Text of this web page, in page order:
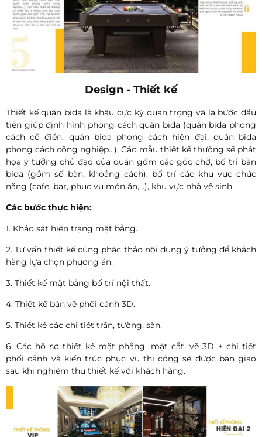
Design - Thiết kế
Thiết kế quán bida là khâu cực kỳ quan trọng và là bước đầu
tiên giúp định hình phong cách quán bida (quán bida phong
cách cổ điển, quán bida phong cách hiện đại, quán bida
phong cách công nghiệp...). Các mẫu thiết kế thường sẽ phát
họa ý tưởng chủ đạo của quán gồm các góc chờ, bố trí bàn
bida (gồm số bàn, khoảng cách), bố trí các khu vực chức
năng (cafe, bar, phục vụ món ăn,...), khu vực nhà vệ sinh.
Các bước thực hiện:
1. Khảo sát hiện trạng mặt bằng.
2. Tư vấn thiết kế cùng phác thảo nội dung ý tưởng để khách
hàng lựa chọn phương án.
3. Thiết kế mặt bằng bố trí nội thất.
4. Thiết kế bản vẽ phối cảnh 3D.
5. Thiết kế các chi tiết trần, tường, sàn.
6. Các hồ sơ thiết kế mặt phẳng, mặt cắt, vẽ 3D + chi tiết
phối cảnh và kiến trúc phục vụ thi công sẽ được bàn giao
sau khi nghiệm thu thiết kế với khách hàng.